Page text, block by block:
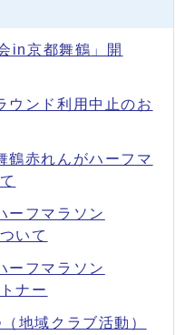
in京都舞鶴」開
ウンド利用中止のお
鶴赤れんがハーフマ
ーフマラソン
いて
ーフマラソン
ナー
地域クラブ活動）